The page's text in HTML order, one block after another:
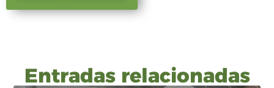
Entradas relacionadas